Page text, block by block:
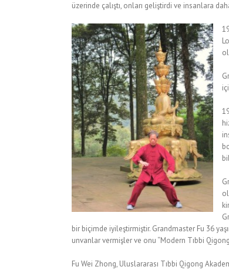
üzerinde çalıştı, onları geliştirdi ve insanlara
bir biçimde iyileştirmiştir. Grandmaster Fu 36
unvanlar vermişler ve onu “Modern Tıbbi
Fu Wei Zhong, Uluslararası Tıbbi Qigong